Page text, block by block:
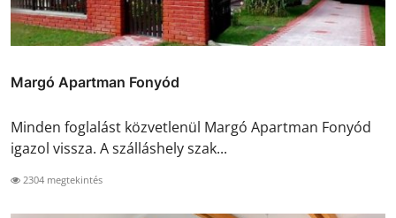
Margó Apartman Fonyód
Minden foglalást közvetlenül Margó Apartman Fonyód
igazol vissza. A szálláshely szak...
2304 megtekintés